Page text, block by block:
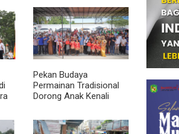
Pekan Budaya
Permainan Tradisional
Dorong Anak Kenali
Ketergantungan Gadget